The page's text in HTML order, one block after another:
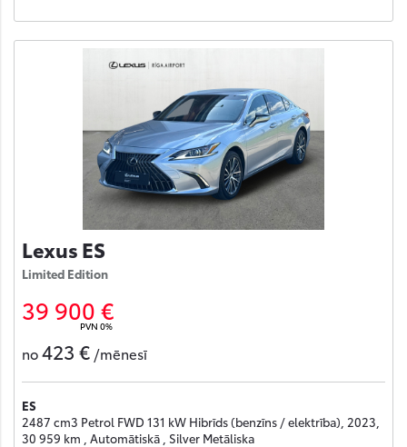
Lexus ES
Limited Edition
39 900 €
PVN 0%
no423 € /mēnesī
ES
2487 cm3 Petrol FWD 131 kW Hibrīds (benzīns / elektrība), 2023,
30 959 km , Automātiskā , Silver Metāliska